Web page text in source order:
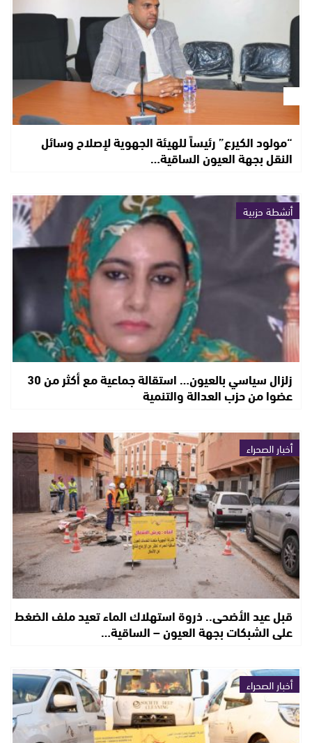
“مولود الكيرع” رئيساً للهيئة الجهوية لإصلاح وسائل
النقل بجهة العيون الساقية…
أنشطة حزبية
زلزال سياسي بالعيون… استقالة جماعية مع أكثر من 30
عضوا من حزب العدالة والتنمية
أخبار الصحراء
قبل عيد الأضحى.. ذروة استهلاك الماء تعيد ملف الضغط
على الشبكات بجهة العيون – الساقية…
أخبار الصحراء